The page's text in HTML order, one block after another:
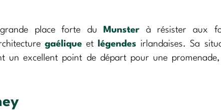
grande place forte du Munster à résister aux
gaéliqueet légendes irlandaises. Sa
un excellent point de départ pour une